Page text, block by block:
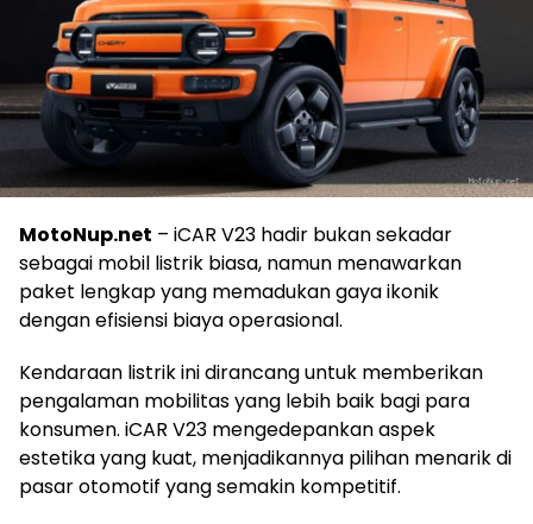
MotoNup.net – iCAR V23 hadir bukan sekadar
sebagai mobil listrik biasa, namun menawarkan
paket lengkap yang memadukan gaya ikonik
dengan efisiensi biaya operasional.
Kendaraan listrik ini dirancang untuk memberikan
pengalaman mobilitas yang lebih baik bagi para
konsumen. iCAR V23 mengedepankan aspek
estetika yang kuat, menjadikannya pilihan menarik di
pasar otomotif yang semakin kompetitif.